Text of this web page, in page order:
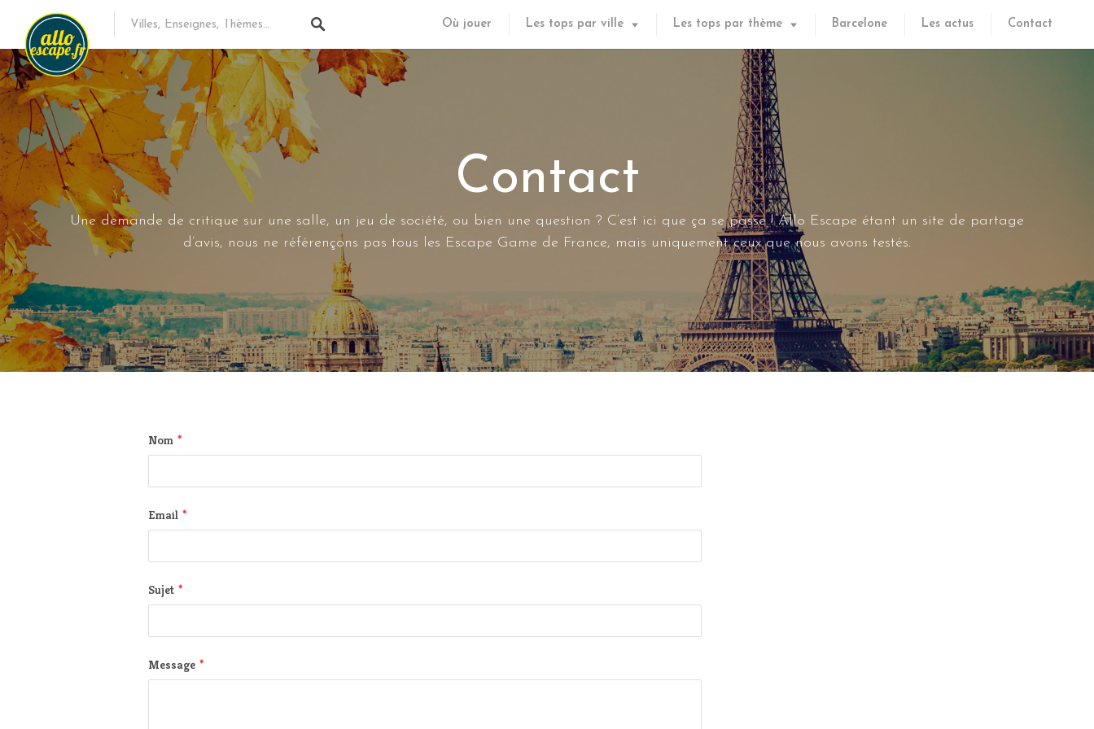
Où jouer Les tops par ville Les tops par thème Barcelone Les actus Contact
Contact
Une demande de critique sur une salle, un jeu de société, ou bien une question ? C’est ici que ça se passe ! Allo Escape étant un site de partage
d’avis, nous ne référençons pas tous les Escape Game de France, mais uniquement ceux que nous avons testés.
Nom *
Email *
Sujet *
Message *